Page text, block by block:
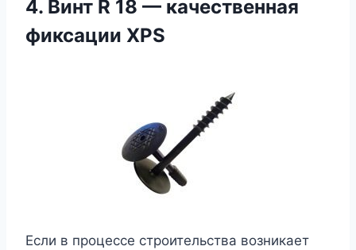
4. Винт R 18 — качественная
фиксации XPS
Если в процессе строительства возникает